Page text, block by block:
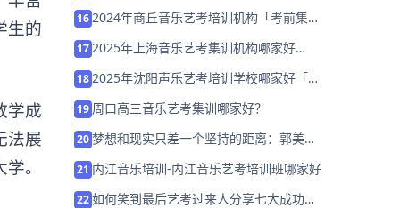
生的
学成
法展
。
162024年商丘音乐艺考培训机构「考前集训
172025年上海音乐艺考集训机构哪家好
182025年沈阳声乐艺考培训学校哪家好「考
19 周口高三音乐艺考集训哪家好？
20梦想和现实只差一个坚持的距离：郭美辰
21 内江音乐培训-内江音乐艺考培训班哪家好
22如何笑到最后艺考过来人分享七大成功关